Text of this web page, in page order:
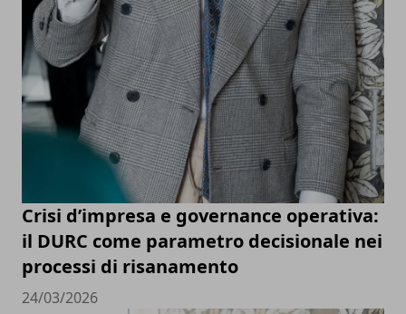
Crisi d’impresa e governance operativa:
il DURC come parametro decisionale nei
processi di risanamento
24/03/2026